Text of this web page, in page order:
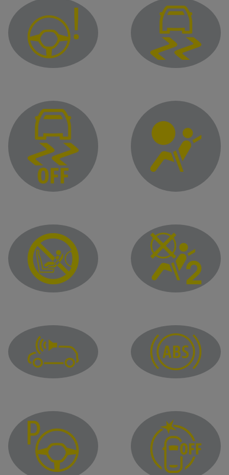
Výstražné svetlo variabilného posilňovača riadenia
Elektronická kontrola
Elektronická kontrola stability (ESC) a/alebo kontrolka
Kontrolka poruchy
Zapnutý airbag spolujazdca Airbag pre spolujazdca
Kontrolka poruchy zvukovej signalizácie pre chodcov
Výstražné svetlo